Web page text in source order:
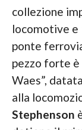
collezione
locomotive e
ponte
pezzo forte è
Waes”,
alla
Stephenson